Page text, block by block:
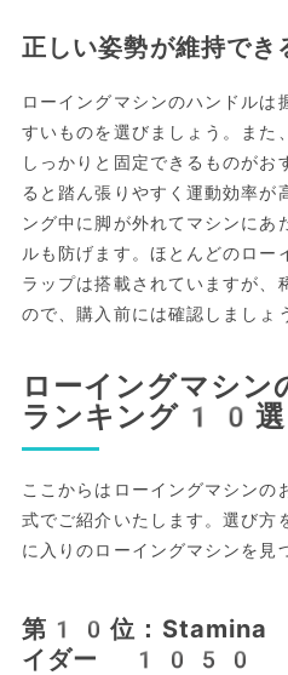
正しい姿勢が維持でき
ローイングマシンのハンドルは
すいものを選びましょう。また
しっかりと固定できるものがお
ると踏ん張りやすく運動効率が
ング中に脚が外れてマシンにあ
ルも防げます。ほとんどのロー
ラップは搭載されていますが、
ので、購入前には確認しましょ
ローイングマシン
ランキング10選
ここからはローイングマシンの
式でご紹介いたします。選び方
に入りのローイングマシンを見
第10位：Stamina
イダー 1050 ロ